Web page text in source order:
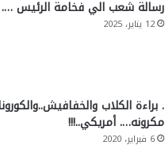
رسالة شعب الي فخامة الرئيس ….
12 يناير، 2025
. براءة الكلاب
مكرونه…. أمريكي..!!!
6 فبراير، 2020